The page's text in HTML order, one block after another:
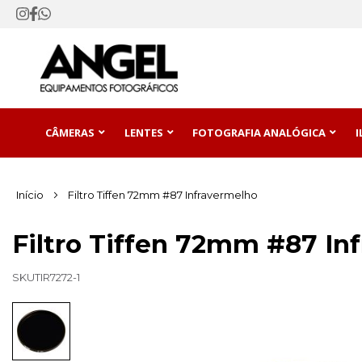
CÂMERAS LENTES FOTOGRAFIA ANALÓGICA
Início Filtro Tiffen 72mm #87 Infravermelho
Filtro Tiffen 72mm #87
SKUTIR7272-1
Pular
para